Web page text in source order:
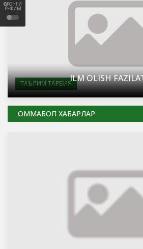
ҚОРОНҒИ
РЕЖИМ
ТАЪЛИМ ТАРБИЯILM OLISH
ОММАБОП ХАБАРЛАР